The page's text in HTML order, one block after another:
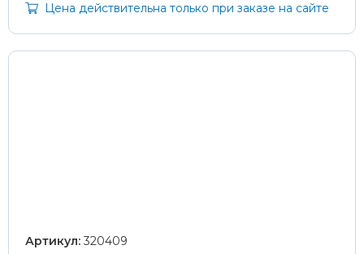
Цена действительна только при заказе на сайте
Артикул: 320409